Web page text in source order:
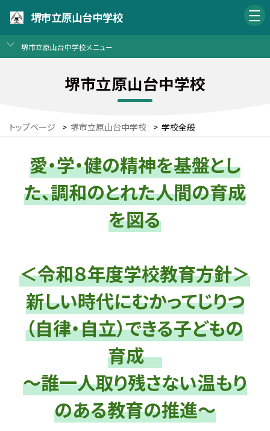
堺市立原山台中学校
堺市立原山台中学校メニュー
堺市立原山台中学校
トップページ > 堺市立原山台中学校 > 学校全般
愛・学・健の精神を基盤とし
た、調和のとれた人間の育成
を図る
＜令和８年度学校教育方針＞
新しい時代にむかってじりつ
（自律・自立）できる子どもの
育成
～誰一人取り残さない温もり
のある教育の推進～